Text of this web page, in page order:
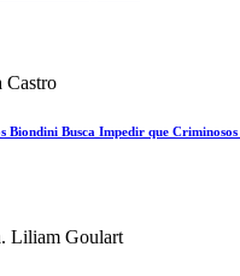
Castro
Biondini Busca Impedir que
Liliam Goulart